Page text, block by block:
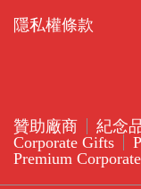
隱私權條款
贊助廠商 紀念
Corporate Gifts
Premium